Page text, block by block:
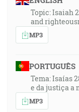
Topic: Isaiah
and
MP3
PORTUGUÊS
Tema: Isaías
e da justiça a
MP3